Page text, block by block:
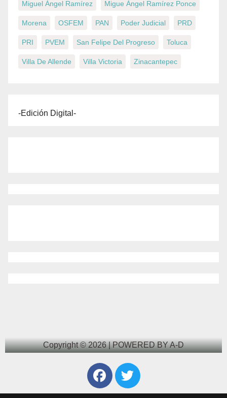
Miguel Ángel Ramírez Migue Ángel Ramírez Ponce
Morena OSFEM PAN Poder Judicial PRD
PRI PVEM San Felipe Del Progreso Toluca
Villa De Allende Villa Victoria Zinacantepec
-Edición Digital-
Copyright © 2026 | POWERED BY A-D